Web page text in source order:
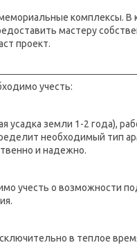
комплексы. В
мастеру
проект.
учесть:
усадка земли 1-2 года),
необходимый тип
и надежно.
учесть о возможности
в теплое